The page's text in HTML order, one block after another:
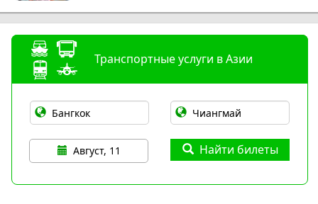
Транспортные услуги в Азии
Август, 11 Найти билеты